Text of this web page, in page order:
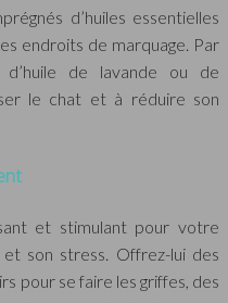
d’huiles essentielles
endroits de marquage. Par
d’huile de lavande ou de
le chat et à réduire son
et stimulant pour votre
son stress. Offrez-lui des
pour se faire les griffes, des